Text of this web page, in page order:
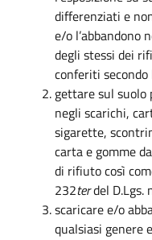
differenziati e
e/o l’abbandono
degli stessi dei
conferiti
gettare sul suolo
negli scarichi,
sigarette,
carta e gomme
di rifiuto così
232terdel D.Lgs.
scaricare e/o
qualsiasi genere